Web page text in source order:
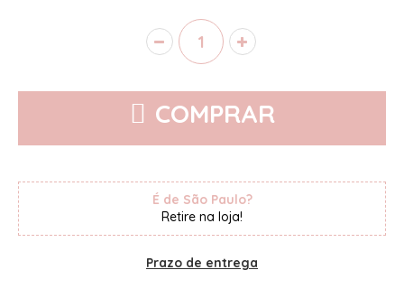
COMPRAR
É de São Paulo?
Retire na loja!
Prazo de entrega